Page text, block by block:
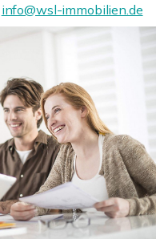
info@wsl-immobilien.de